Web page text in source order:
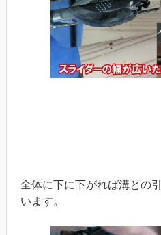
全体に下に下がれば溝との
います。